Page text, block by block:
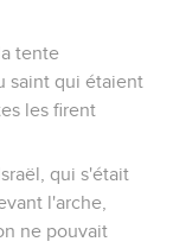
tente
saint qui étaient
les firent
qui s'était
l'arche,
ne pouvait